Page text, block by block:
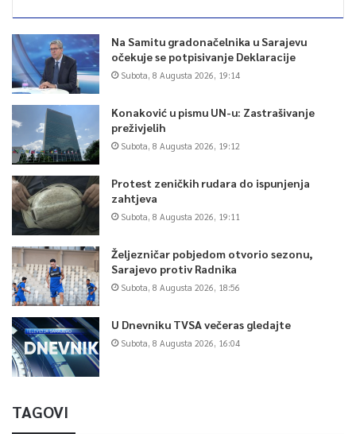
Na Samitu gradonačelnika u Sarajevu
očekuje se potpisivanje Deklaracije
Subota, 8 Augusta 2026, 19:14
Konaković u pismu UN-u: Zastrašivanje
preživjelih
Subota, 8 Augusta 2026, 19:12
Protest zeničkih rudara do ispunjenja
zahtjeva
Subota, 8 Augusta 2026, 19:11
Željezničar pobjedom otvorio sezonu,
Sarajevo protiv Radnika
Subota, 8 Augusta 2026, 18:56
U Dnevniku TVSA večeras gledajte
Subota, 8 Augusta 2026, 16:04
TAGOVI